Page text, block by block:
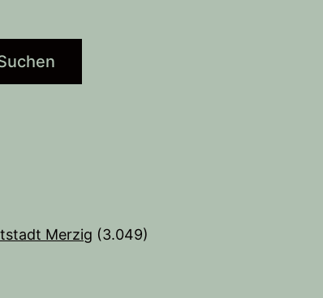
Merzig (3.049)